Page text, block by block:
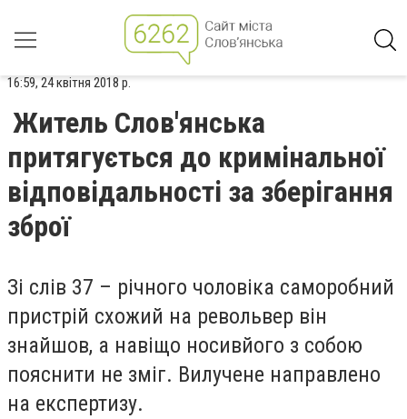
16:59, 24 квітня 2018 р.
Житель Слов'янська
притягується до кримінальної
відповідальності за зберігання
зброї
Зі слів 37 – річного чоловіка саморобний
пристрій схожий на револьвер він
знайшов, а навіщо носивйого з собою
пояснити не зміг. Вилучене направлено
на експертизу.